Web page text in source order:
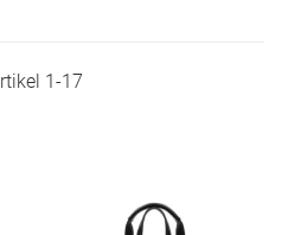
1-17